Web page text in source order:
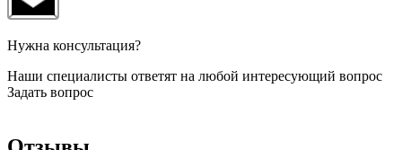
Нужна консультация?
Наши специалисты ответят на любой интересующий вопрос
Задать вопрос